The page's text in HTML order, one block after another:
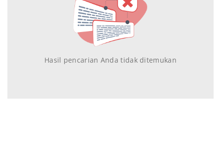
Hasil pencarian Anda tidak ditemukan